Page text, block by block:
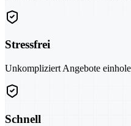
Stressfrei
Unkompliziert Angebote
Schnell